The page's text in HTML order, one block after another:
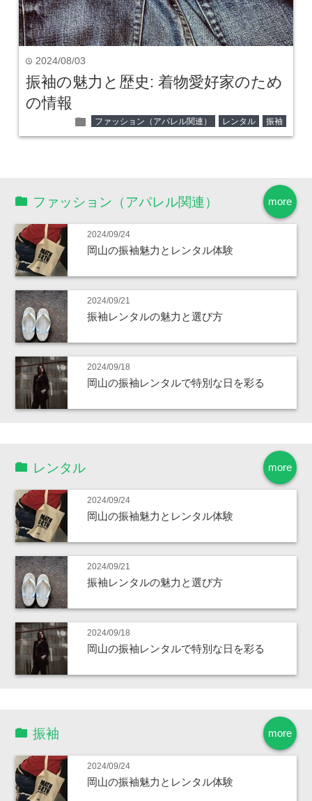
time 2024/08/03
振袖の魅力と歴史: 着物愛好家のため
の情報
folder ファッション（アパレル関連） レンタル 振袖
more
ファッション（アパレル関連）
2024/09/24
岡山の振袖魅力とレンタル体験
2024/09/21
振袖レンタルの魅力と選び方
2024/09/18
岡山の振袖レンタルで特別な日を彩る
more
レンタル
2024/09/24
岡山の振袖魅力とレンタル体験
2024/09/21
振袖レンタルの魅力と選び方
2024/09/18
岡山の振袖レンタルで特別な日を彩る
more
振袖
2024/09/24
岡山の振袖魅力とレンタル体験